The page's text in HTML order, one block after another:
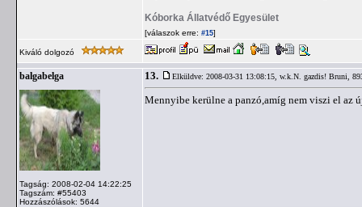
Kóborka Állatvédő Egyesület
[válaszok erre: #15]
Kiváló dolgozó
balgabelga
Tagság: 2008-02-04 14:22:25
Tagszám: #55403
Hozzászólások: 5644
13. Elküldve: 2008-03-31 13:08:15, w.k.N. gazdis! Bruni,
Mennyibe kerülne a panzó,amíg nem viszi el az